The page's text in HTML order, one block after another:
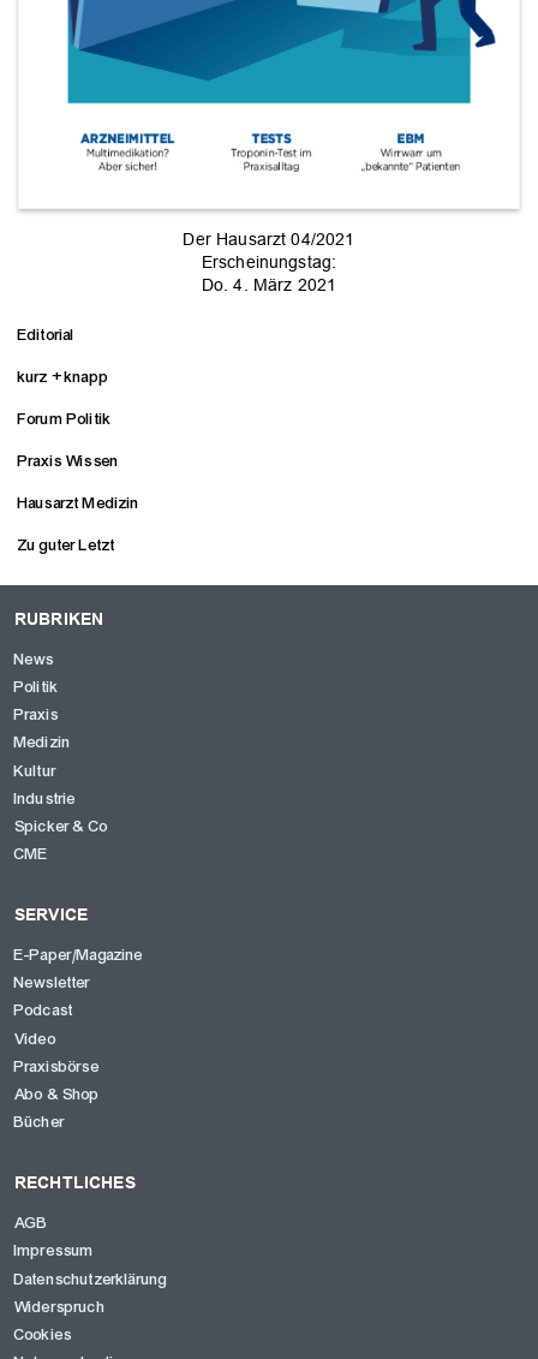
Der Hausarzt 04/2021
Erscheinungstag:
Do. 4. März 2021
Editorial
kurz + knapp
Forum Politik
Praxis Wissen
Hausarzt Medizin
Zu guter Letzt
RUBRIKEN
News
Politik
Praxis
Medizin
Kultur
Industrie
Spicker & Co
CME
SERVICE
E-Paper/Magazine
Newsletter
Podcast
Video
Praxisbörse
Abo & Shop
Bücher
RECHTLICHES
AGB
Impressum
Datenschutzerklärung
Widerspruch
Cookies